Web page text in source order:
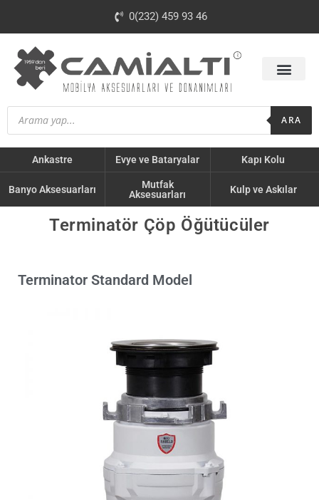
0(232) 459 93 46
ARA
Ankastre Evye ve Bataryalar Kapı Kolu
Banyo Aksesuarları
Mutfak
Aksesuarları
Kulp ve Askılar
Terminatör Çöp Öğütücüler
Terminator Standard Model